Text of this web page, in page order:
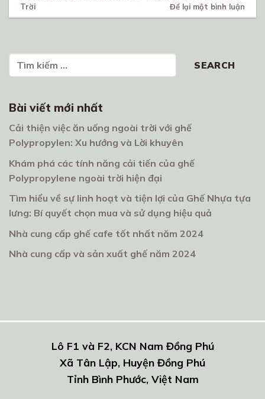
Trời
Để lại một bình luận
Tìm kiếm SEARCH
Bài viết mới nhất
Cải thiện việc ăn uống ngoài trời với ghế
Polypropylen: Xu hướng và Lời khuyên
Khám phá các tính năng cải tiến của ghế
Polypropylene ngoài trời hiện đại
Tìm hiểu về sự linh hoạt và tiện lợi của Ghế Nhựa tựa
lưng: Bí quyết chọn mua và sử dụng hiệu quả
Nhà cung cấp ghế cafe tốt nhất năm 2024
Nhà cung cấp và sản xuất ghế năm 2024
Lô F1 và F2, KCN Nam Đồng Phú
Xã Tân Lập, Huyện Đồng Phú
Tỉnh Bình Phước, Việt Nam